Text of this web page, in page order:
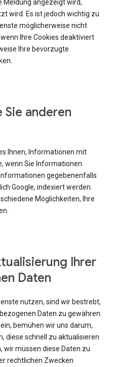
Meldung angezeigt wird,
wird. Es ist jedoch wichtig zu
möglicherweise nicht
Ihre Cookies deaktiviert
Ihre bevorzugte
anderen
Ihnen, Informationen mit
wenn Sie Informationen
gegebenenfalls
Google, indexiert werden.
Möglichkeiten, Ihre
Ihrer
Daten
nutzen, sind wir bestrebt,
Daten zu gewähren.
bemühen wir uns darum,
diese schnell zu aktualisieren
wir müssen diese Daten zu
rechtlichen Zwecken